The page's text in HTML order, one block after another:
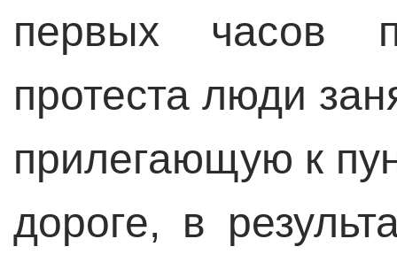
первых часов
протеста люди
прилегающую к
дороге, в